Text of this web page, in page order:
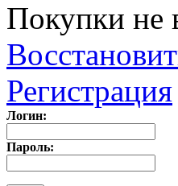
Покупки не
Регистрация
Логин:
Пароль: